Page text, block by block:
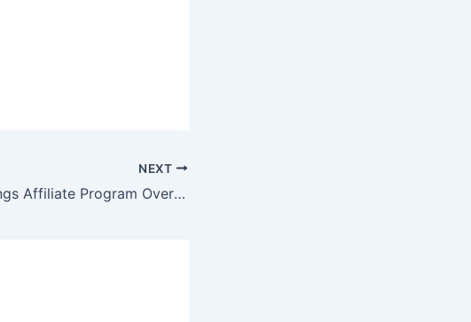
NEXT
Spinkings Affiliate Program Overview